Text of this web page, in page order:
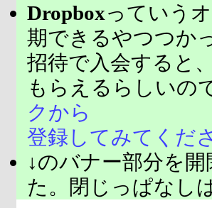
Dropboxっていう
期できるやつつか
招待で入会すると
もらえるらしいの
クから
登録してみてくだ
↓のバナー部分を
た。閉じっぱなし